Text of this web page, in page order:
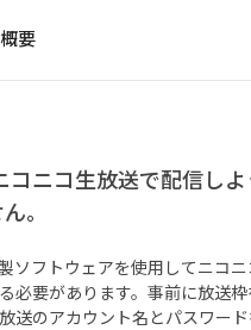
要
ニコ生放送で配信し
。
ソフトウェアを使用してニコ
必要があります。事前に放送
送のアカウント名とパスワー